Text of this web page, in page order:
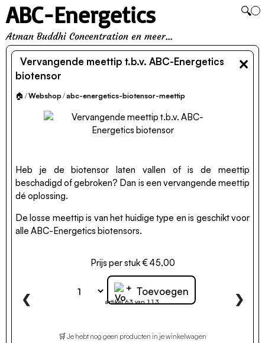
🔍
ABC-Energetics
Atman Buddhi Concentration en meer...
×
Vervangende meettip t.b.v. ABC-Energetics
biotensor
🏠 /Webshop /abc-energetics-biotensor-meettip
❮ artikel 63 van 113 ❯
Heb je de biotensor laten vallen of is de meettip
beschadigd of gebroken? Dan is een vervangende meettip
dé oplossing.
De losse meettip is van het huidige type en is geschikt voor
alle ABC-Energetics biotensors.
Prijs per stuk € 45,00
+ Toevoegen
🛒 Je hebt nog geen producten in je winkelwagen